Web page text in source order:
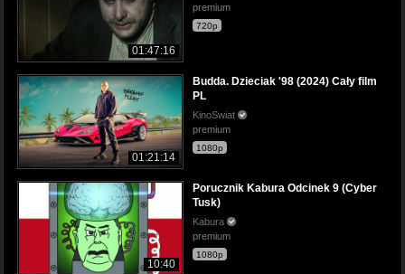
01:47:16
premium
720p
01:21:14
Budda. Dzieciak '98 (2024) Cały film
PL
KinoSwiat
premium
1080p
10:40
Porucznik Kabura Odcinek 9 (Cyber
Tusk)
Kabura
premium
1080p